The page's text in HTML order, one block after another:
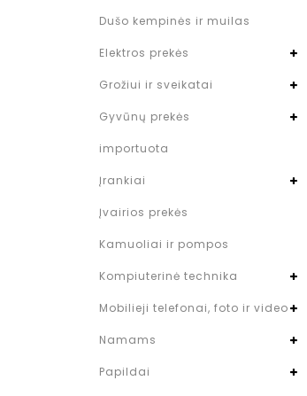
Dušo kempinės ir muilas
Elektros prekės
Grožiui ir sveikatai
Gyvūnų prekės
importuota
Įrankiai
Įvairios prekės
Kamuoliai ir pompos
Kompiuterinė technika
Mobilieji telefonai, foto ir video
Namams
Papildai